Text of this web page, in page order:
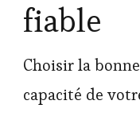
fiable
Choisir la
capacité de